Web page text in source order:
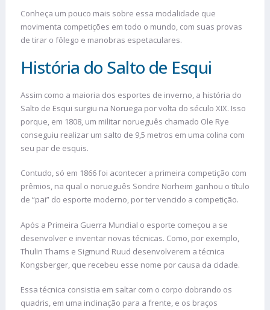
Conheça um pouco mais sobre essa modalidade que
movimenta competições em todo o mundo, com suas provas
de tirar o fôlego e manobras espetaculares.
História do Salto de Esqui
Assim como a maioria dos esportes de inverno, a história do
Salto de Esqui surgiu na Noruega por volta do século XIX. Isso
porque, em 1808, um militar norueguês chamado Ole Rye
conseguiu realizar um salto de 9,5 metros em uma colina com
seu par de esquis.
Contudo, só em 1866 foi acontecer a primeira competição com
prêmios, na qual o norueguês Sondre Norheim ganhou o título
de “pai” do esporte moderno, por ter vencido a competição.
Após a Primeira Guerra Mundial o esporte começou a se
desenvolver e inventar novas técnicas. Como, por exemplo,
Thulin Thams e Sigmund Ruud desenvolverem a técnica
Kongsberger, que recebeu esse nome por causa da cidade.
Essa técnica consistia em saltar com o corpo dobrando os
quadris, em uma inclinação para a frente, e os braços